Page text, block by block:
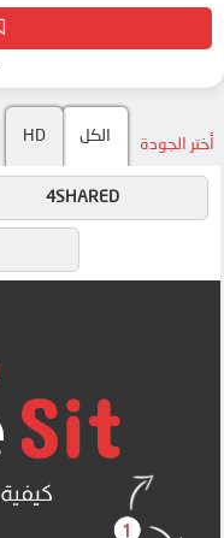
أختر الجودة الكل HD
4SHARED